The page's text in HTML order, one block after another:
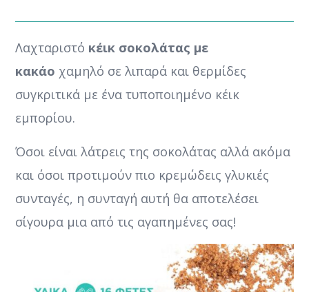
Λαχταριστό κέικ σοκολάτας με
κακάο χαμηλό σε λιπαρά και θερμίδες
συγκριτικά με ένα τυποποιημένο κέικ
εμπορίου.
Όσοι είναι λάτρεις της σοκολάτας αλλά ακόμα
και όσοι προτιμούν πιο κρεμώδεις γλυκιές
συνταγές, η συνταγή αυτή θα αποτελέσει
σίγουρα μια από τις αγαπημένες σας!